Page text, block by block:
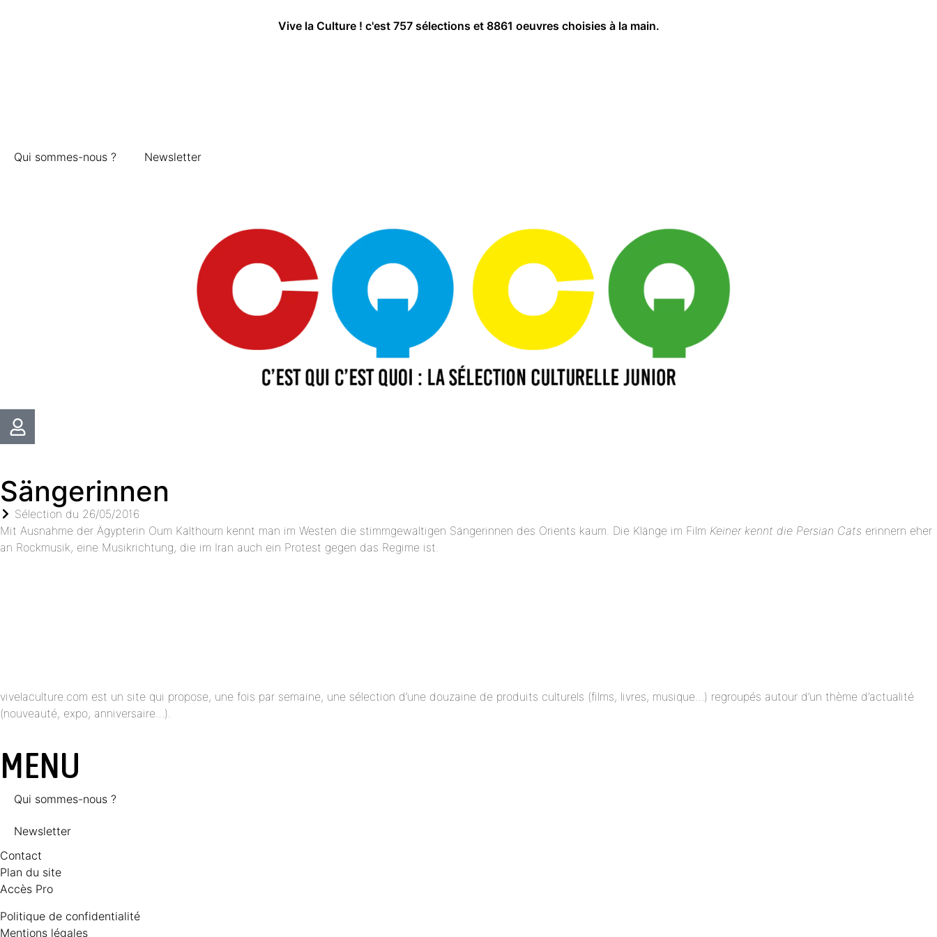
Vive la Culture ! c'est 757 sélections et 8861 oeuvres choisies à la main.
Qui sommes-nous ? Newsletter
Sängerinnen
Sélection du 26/05/2016
Mit Ausnahme der Ägypterin Oum Kalthoum kennt man im Westen die stimmgewaltigen Sängerinnen des Orients kaum. Die Klänge im Film Keiner kennt die Persian Cats erinnern eher
an Rockmusik, eine Musikrichtung, die im Iran auch ein Protest gegen das Regime ist.
vivelaculture.com est un site qui propose, une fois par semaine, une sélection d’une douzaine de produits culturels (films, livres, musique…) regroupés autour d’un thème d’actualité
(nouveauté, expo, anniversaire…).
MENU
Qui sommes-nous ?
Newsletter
Contact
Plan du site
Accès Pro
Politique de confidentialité
Mentions légales